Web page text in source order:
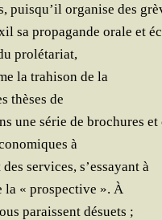
puisqu’il orga­nise des
sa pro­pa­gande orale et
prolétariat,
la tra­hi­son de la
thèses de
une série de bro­chures et
à
ser­vices, s’essayant à
la « pros­pec­tive ». À
paraissent désuets ;